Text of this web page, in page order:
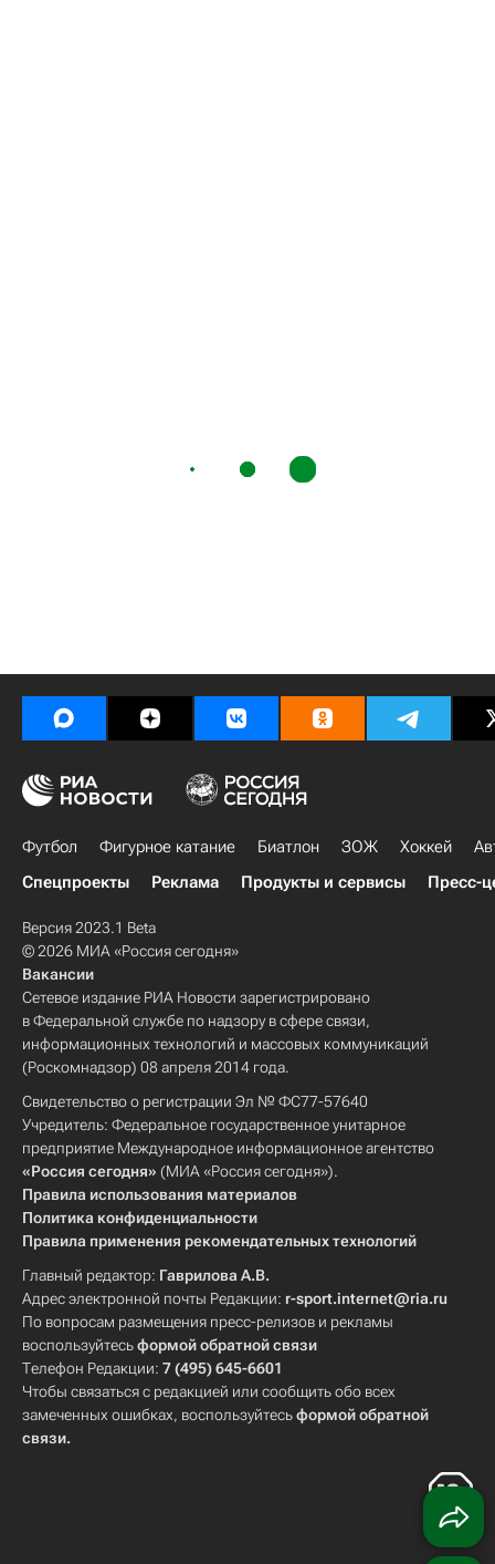
Футбол Фигурное катание Биатлон ЗОЖ Хоккей
Спецпроекты
Реклама Продукты и сервисы Пресс-
Версия 2023.1 Beta
© 2026 МИА «Россия сегодня»
Вакансии
Сетевое издание РИА Новости зарегистрировано
в Федеральной службе по надзору в сфере связи,
информационных технологий и массовых коммуникаций
(Роскомнадзор) 08 апреля 2014 года.
Свидетельство о регистрации Эл № ФС77-57640
Учредитель: Федеральное государственное унитарное
предприятие Международное информационное агентство
«Россия сегодня» (МИА «Россия сегодня»).
Правила использования материалов
Политика конфиденциальности
Правила применения рекомендательных технологий
Главный редактор: Гаврилова А.В.
Адрес электронной почты Редакции: r-sport.internet@ria.ru
По вопросам размещения пресс-релизов и рекламы
воспользуйтесьформой обратной связи
Телефон Редакции: 7 (495) 645-6601
Чтобы связаться с редакцией или сообщить обо всех
замеченных ошибках, воспользуйтесьформой обратной
связи.